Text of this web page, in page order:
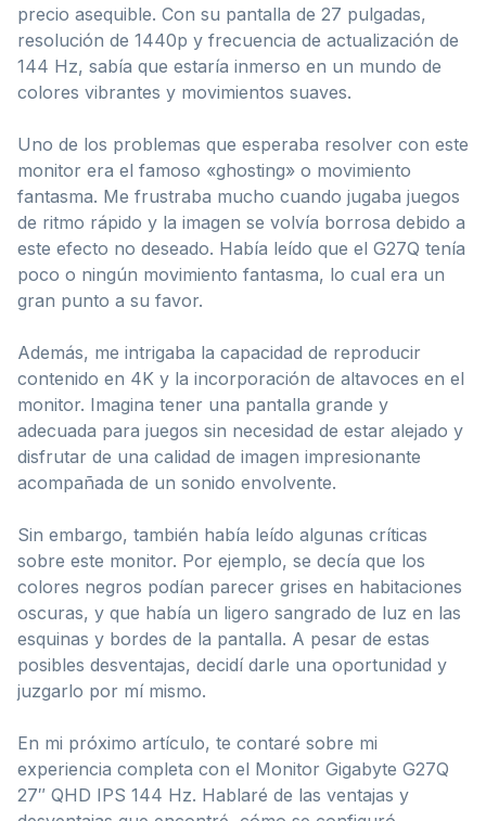
precio asequible. Con su pantalla de 27 pulgadas,
resolución de 1440p y frecuencia de actualización de
144 Hz, sabía que estaría inmerso en un mundo de
colores vibrantes y movimientos suaves.
Uno de los problemas que esperaba resolver con este
monitor era el famoso «ghosting» o movimiento
fantasma. Me frustraba mucho cuando jugaba juegos
de ritmo rápido y la imagen se volvía borrosa debido a
este efecto no deseado. Había leído que el G27Q tenía
poco o ningún movimiento fantasma, lo cual era un
gran punto a su favor.
Además, me intrigaba la capacidad de reproducir
contenido en 4K y la incorporación de altavoces en el
monitor. Imagina tener una pantalla grande y
adecuada para juegos sin necesidad de estar alejado y
disfrutar de una calidad de imagen impresionante
acompañada de un sonido envolvente.
Sin embargo, también había leído algunas críticas
sobre este monitor. Por ejemplo, se decía que los
colores negros podían parecer grises en habitaciones
oscuras, y que había un ligero sangrado de luz en las
esquinas y bordes de la pantalla. A pesar de estas
posibles desventajas, decidí darle una oportunidad y
juzgarlo por mí mismo.
En mi próximo artículo, te contaré sobre mi
experiencia completa con el Monitor Gigabyte G27Q
27″ QHD IPS 144 Hz. Hablaré de las ventajas y